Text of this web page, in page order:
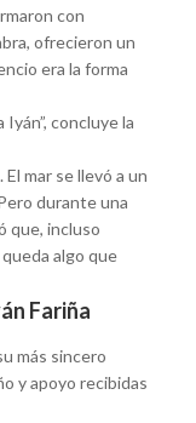
con
ofrecieron un
era la forma
concluye la
mar se llevó a un
durante una
que, incluso
algo que
Fariña
más sincero
y apoyo recibidas